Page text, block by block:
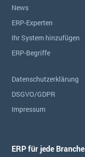
News
ERP-Experten
Ihr System hinzufügen
ERP-Begriffe
Datenschutzerklärung
DSGVO/GDPR
Impressum
ERP für jede Branche